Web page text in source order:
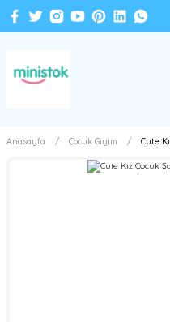
Anasayfa Çocuk Giyim Cute